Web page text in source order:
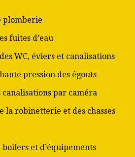
plomberie
fuites d’eau
WC, éviers et canalisations
pression des égouts
canalisations par caméra
la robinetterie et des chasses
et d’équipements